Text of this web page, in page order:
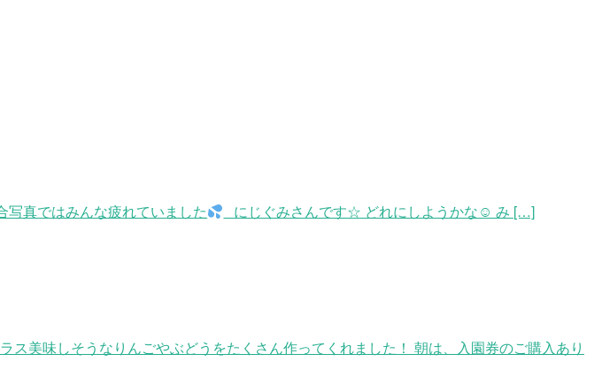
写真ではみんな疲れていました にじぐみさんです☆ どれにしようかな☺ み […]
美味しそうなりんごやぶどうをたくさん作ってくれました！ 朝は、入園券のご購入あり